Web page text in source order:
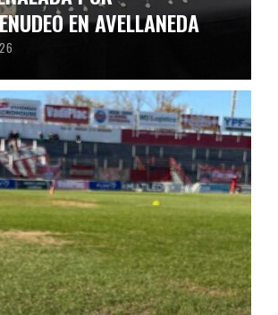
EN AVELLANEDA